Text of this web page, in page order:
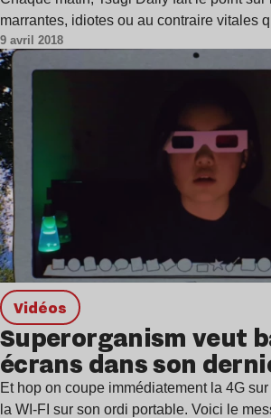
marrantes, idiotes ou au contraire vitales
9 avril 2018
Vidéos
Superorganism veut
écrans dans son
Et hop on coupe immédiatement la 4G
la WI-FI sur son ordi portable. Voici le